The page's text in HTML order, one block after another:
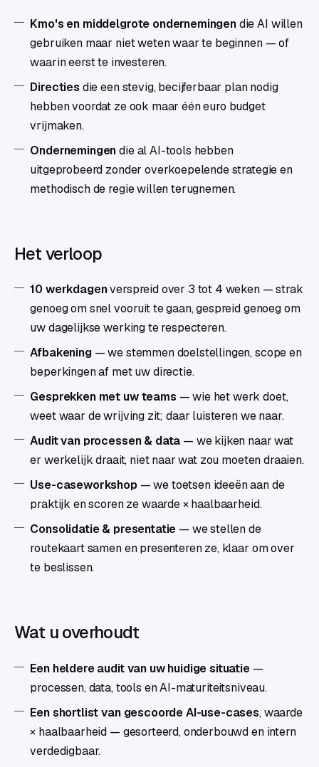
Kmo's en middelgrote ondernemingendie AI willen
gebruiken maar niet weten waar te beginnen — of
waarin eerst te investeren.
Directies die een stevig, becijferbaar plan nodig
hebben voordat ze ook maar één euro budget
vrijmaken.
Ondernemingendie al AI-tools hebben
uitgeprobeerd zonder overkoepelende strategie en
methodisch de regie willen terugnemen.
Het verloop
10 werkdagenverspreid over 3 tot 4 weken — strak
genoeg om snel vooruit te gaan, gespreid genoeg om
uw dagelijkse werking te respecteren.
Afbakening— we stemmen doelstellingen, scope en
beperkingen af met uw directie.
Gesprekken met uw teams — wie het werk doet,
weet waar de wrijving zit; daar luisteren we naar.
Audit van processen & data — we kijken naar wat
er werkelijk draait, niet naar wat zou moeten draaien.
Use-caseworkshop— we toetsen ideeën aan de
praktijk en scoren ze waarde × haalbaarheid.
Consolidatie & presentatie — we stellen de
routekaart samen en presenteren ze, klaar om over
te beslissen.
Wat u overhoudt
Een heldere audit van uw huidige situatie—
processen, data, tools en AI-maturiteitsniveau.
Een shortlist van gescoorde AI-use-cases, waarde
× haalbaarheid — gesorteerd, onderbouwd en intern
verdedigbaar.